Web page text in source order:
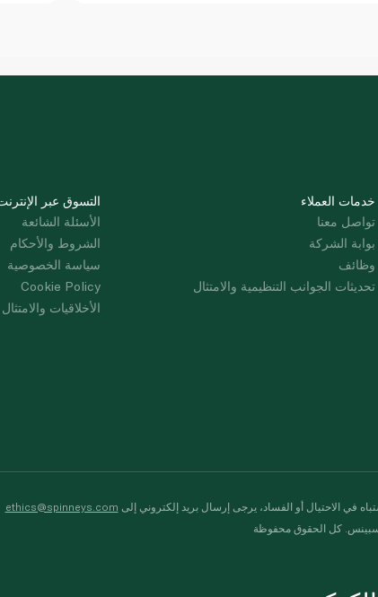
التسوق عبر
الأسئلة الشائعة
الشروط والأحكام
سياسة الخصوصية
Cookie Policy
الأخلاقيات والامتثال
خدمات العملاء
تواصل معنا
بوابة الشركة
وظائف
تحديثات الجوانب التنظيمية والامتثال
في الاحتيال أو الفساد، يرجى إرسال بريد إلكتروني إلى ethics@spinneys.com